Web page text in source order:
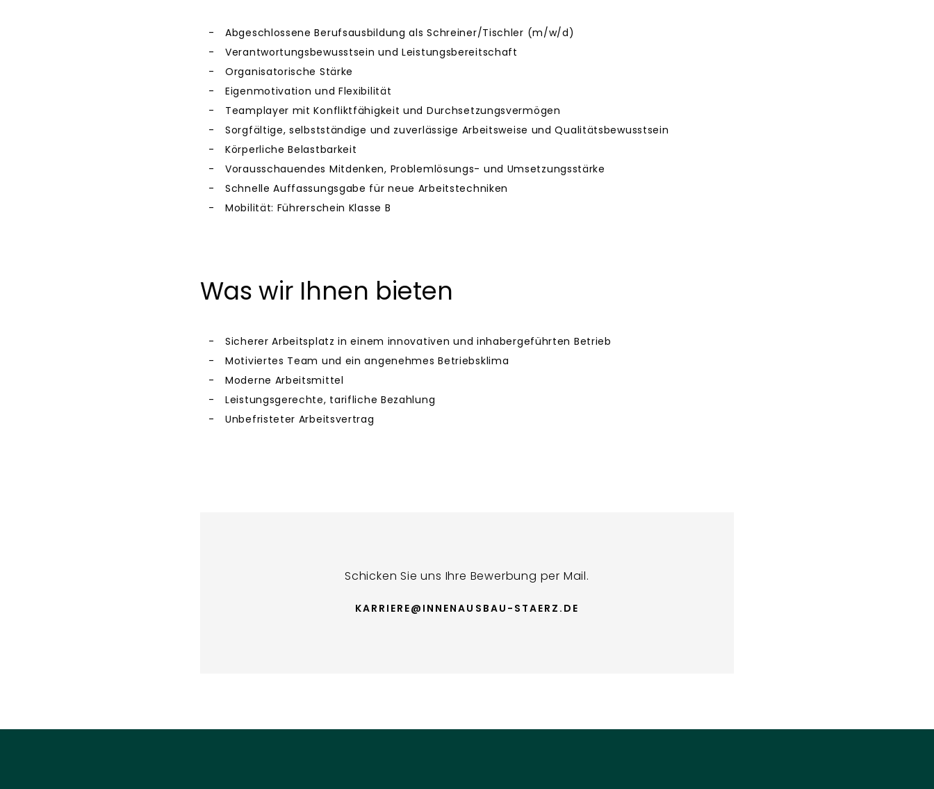
Abgeschlossene Berufsausbildung als Schreiner/Tischler (m/w/d)
Verantwortungsbewusstsein und Leistungsbereitschaft
Organisatorische Stärke
Eigenmotivation und Flexibilität
Teamplayer mit Konfliktfähigkeit und Durchsetzungsvermögen
Sorgfältige, selbstständige und zuverlässige Arbeitsweise und Qualitätsbewusstsein
Körperliche Belastbarkeit
Vorausschauendes Mitdenken, Problemlösungs- und Umsetzungsstärke
Schnelle Auffassungsgabe für neue Arbeitstechniken
Mobilität: Führerschein Klasse B
Was wir Ihnen bieten
Sicherer Arbeitsplatz in einem innovativen und inhabergeführten Betrieb
Motiviertes Team und ein angenehmes Betriebsklima
Moderne Arbeitsmittel
Leistungsgerechte, tarifliche Bezahlung
Unbefristeter Arbeitsvertrag
Schicken Sie uns Ihre Bewerbung per Mail.
KARRIERE@INNENAUSBAU-STAERZ.DE